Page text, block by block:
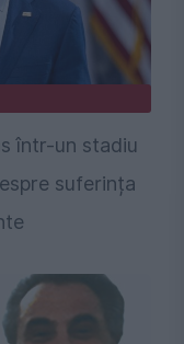
într-un stadiu
suferința